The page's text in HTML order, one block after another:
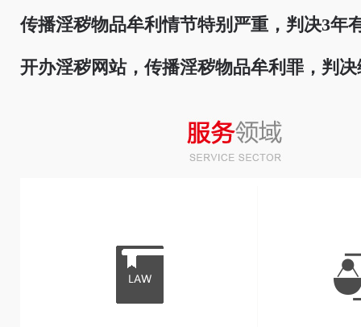
传播淫秽物品牟利情节特别严重，判决3年
开办淫秽网站，传播淫秽物品牟利罪，判